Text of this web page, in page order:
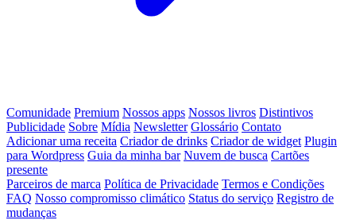
Comunidade Premium Nossos apps Nossos livros Distintivos
Publicidade Sobre Mídia Newsletter Glossário Contato
Adicionar uma receita Criador de drinks Criador de widget Plugin
para Wordpress Guia da minha bar Nuvem de busca Cartões
presente
Parceiros de marca Política de Privacidade Termos e Condições
FAQ Nosso compromisso climático Status do serviço Registro de
mudanças